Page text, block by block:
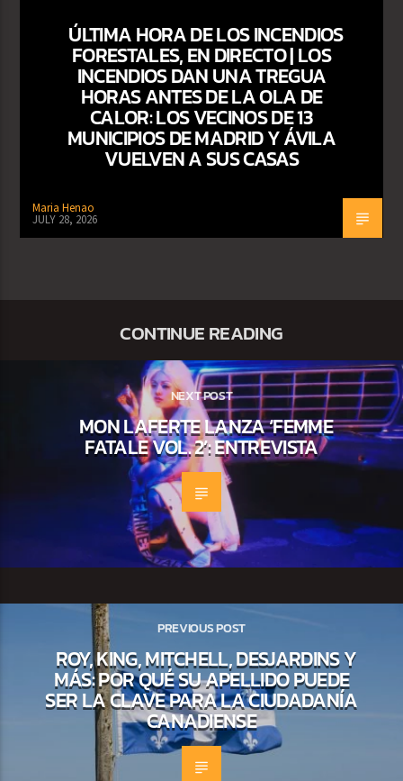
ÚLTIMA HORA DE LOS INCENDIOS
FORESTALES, EN DIRECTO | LOS
INCENDIOS DAN UNA TREGUA
HORAS ANTES DE LA OLA DE
CALOR: LOS VECINOS DE 13
MUNICIPIOS DE MADRID Y ÁVILA
VUELVEN A SUS CASAS
Maria Henao
JULY 28, 2026
CONTINUE READING
NEXT POST
MON LAFERTE LANZA ‘FEMME
FATALE VOL. 2’: ENTREVISTA
PREVIOUS POST
ROY, KING, MITCHELL, DESJARDINS Y
MÁS: POR QUÉ SU APELLIDO PUEDE
SER LA CLAVE PARA LA CIUDADANÍA
CANADIENSE